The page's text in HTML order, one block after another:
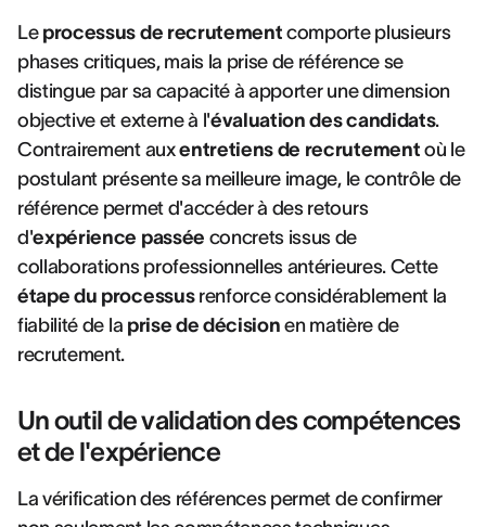
Le processus de recrutement comporte plusieurs
phases critiques, mais la prise de référence se
distingue par sa capacité à apporter une dimension
objective et externe à l'évaluation des candidats.
Contrairement auxentretiens de recrutement où le
postulant présente sa meilleure image, le contrôle de
référence permet d'accéder à des retours
d'expérience passée concrets issus de
collaborations professionnelles antérieures. Cette
étape du processusrenforce considérablement la
fiabilité de la prise de décision en matière de
recrutement.
Un outil de validation des compétences
et de l'expérience
La vérification des références permet de confirmer